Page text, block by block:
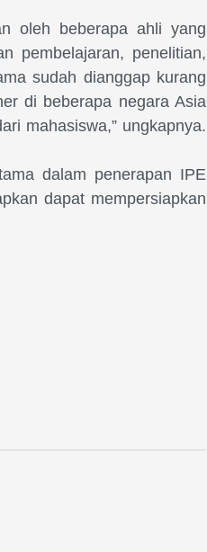
oleh beberapa ahli yang
pembelajaran, penelitian,
sudah dianggap kurang
di beberapa negara Asia
mahasiswa,” ungkapnya.
dalam penerapan IPE
dapat mempersiapkan